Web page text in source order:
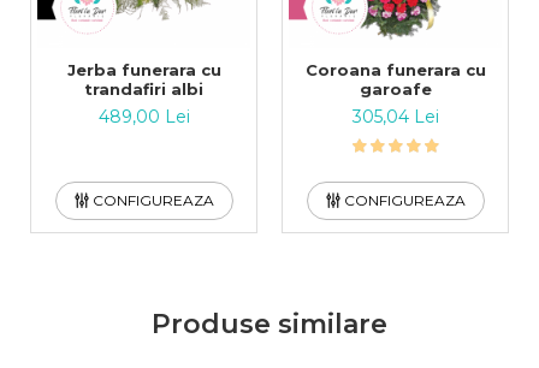
Jerba funerara cu
trandafiri albi
489,00 Lei
CONFIGUREAZA
Coroana funerara cu
garoafe
305,04 Lei
CONFIGUREAZA
Produse similare